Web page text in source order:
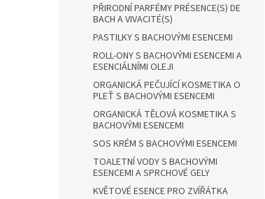
PŘIRODNÍ PARFÉMY PRÉSENCE(S) DE
BACH A VIVACITÉ(S)
PASTILKY S BACHOVÝMI ESENCEMI
ROLL-ONY S BACHOVÝMI ESENCEMI A
ESENCIÁLNÍMI OLEJI
ORGANICKÁ PEČUJÍCÍ KOSMETIKA O
PLEŤ S BACHOVÝMI ESENCEMI
ORGANICKÁ TĚLOVÁ KOSMETIKA S
BACHOVÝMI ESENCEMI
SOS KRÉM S BACHOVÝMI ESENCEMI
TOALETNÍ VODY S BACHOVÝMI
ESENCEMI A SPRCHOVÉ GELY
KVĚTOVÉ ESENCE PRO ZVÍŘÁTKA